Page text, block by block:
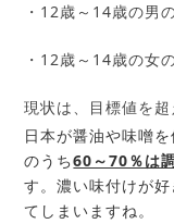
・12歳～14歳の
・12歳～14歳の
現状は、目標値を超
日本が醤油や味噌
のうち60～70％は
す。濃い味付けが
てしまいますね。